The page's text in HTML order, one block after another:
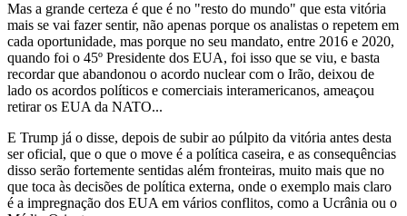
Mas a grande certeza é que é no "resto do mundo" que esta vitória
mais se vai fazer sentir, não apenas porque os analistas o repetem em
cada oportunidade, mas porque no seu mandato, entre 2016 e 2020,
quando foi o 45º Presidente dos EUA, foi isso que se viu, e basta
recordar que abandonou o acordo nuclear com o Irão, deixou de
lado os acordos políticos e comerciais interamericanos, ameaçou
retirar os EUA da NATO...
E Trump já o disse, depois de subir ao púlpito da vitória antes desta
ser oficial, que o que o move é a política caseira, e as consequências
disso serão fortemente sentidas além fronteiras, muito mais que no
que toca às decisões de política externa, onde o exemplo mais claro
é a impregnação dos EUA em vários conflitos, como a Ucrânia ou o